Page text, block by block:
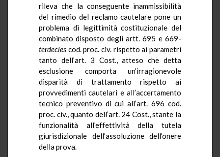
rileva che la conseguente inammissibilità
del rimedio del reclamo cautelare pone un
problema di legittimità costituzionale del
combinato disposto degli artt. 695 e 669-
terdecies cod. proc. civ. rispetto ai parametri
tanto dell’art. 3 Cost., atteso che detta
esclusione comporta un’irragionevole
disparità di trattamento rispetto ai
provvedimenti cautelari e all’accertamento
tecnico preventivo di cui all’art. 696 cod.
proc. civ., quanto dell’art. 24 Cost., stante la
funzionalità all’effettività della tutela
giurisdizionale dell’assoluzione dell’onere
della prova.